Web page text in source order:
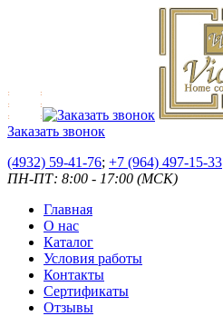
Заказать звонок
(4932) 59-41-76; +7 (964) 497-15-33
ПН-ПТ: 8:00 - 17:00 (МСК)
Главная
О нас
Каталог
Условия работы
Контакты
Сертификаты
Отзывы